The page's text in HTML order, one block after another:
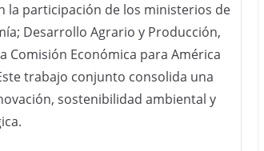
la participación de los ministerios de
Desarrollo Agrario y Producción,
Comisión Económica para América
trabajo conjunto consolida una
sostenibilidad ambiental y